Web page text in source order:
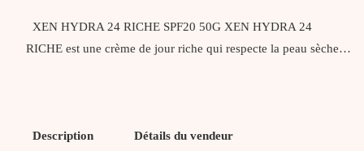
50G
XEN HYDRA 24 RICHE SPF20 50G XEN HYDRA 24
RICHE est une crème de jour riche qui respecte la peau sèche…
Description Détails du vendeur